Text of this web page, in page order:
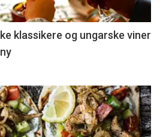
klassikere og ungarske viner